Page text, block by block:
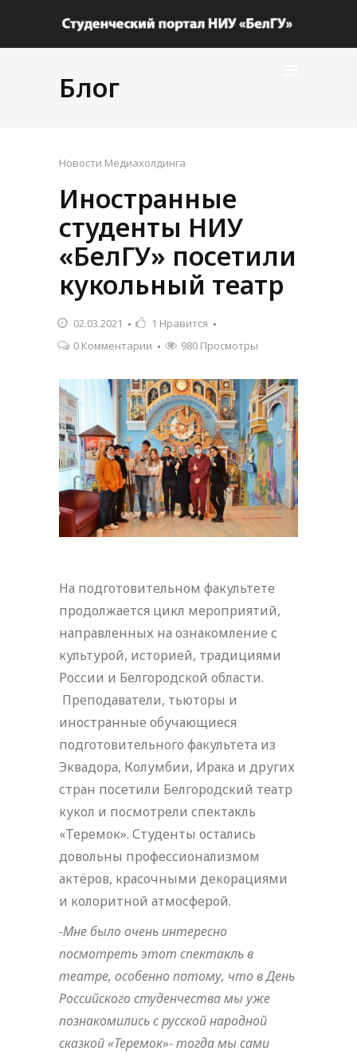
Блог
Новости Медиахолдинга
Иностранные
студенты НИУ
«БелГУ» посетили
кукольный театр
02.03.2021 1 Нравится
0 Комментарии
980 Просмотры
На подготовительном факультете
продолжается цикл мероприятий,
направленных на ознакомление с
культурой, историей, традициями
России и Белгородской области.
Преподаватели, тьюторы и
иностранные обучающиеся
подготовительного факультета из
Эквадора, Колумбии, Ирака и других
стран посетили Белгородский театр
кукол и посмотрели спектакль
«Теремок». Студенты остались
довольны профессионализмом
актёров, красочными декорациями
и колоритной атмосферой.
-Мне было очень интересно
посмотреть этот спектакль в
театре, особенно потому, что в День
Российского студенчества мы уже
познакомились с русской народной
сказкой «Теремок»- тогда мы сами